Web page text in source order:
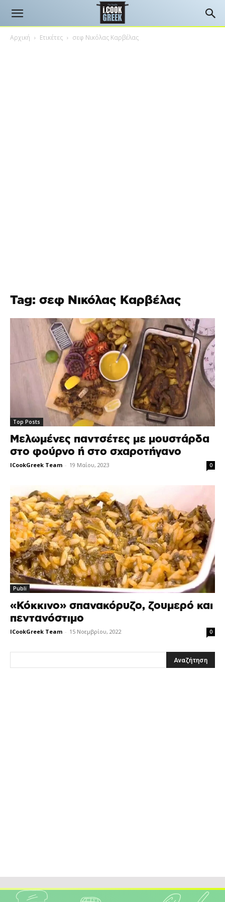
Αρχική Ετικέτες σεφ Νικόλας Καρβέλας
Tag: σεφ Νικόλας Καρβέλας
Top Posts
Μελωμένες παντσέτες με μουστάρδα
στο φούρνο ή στο σχαροτήγανο
ICookGreek Team - 19 Μαΐου, 2023 0
Publi
«Κόκκινο» σπανακόρυζο, ζουμερό και
πεντανόστιμο
ICookGreek Team - 15 Νοεμβρίου, 2022 0